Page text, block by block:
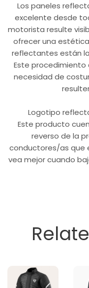
Los paneles
excelente desde
motorista resulte
ofrecer una
reflectantes están
Este procedimiento
necesidad de
Logotipo
Este producto
reverso de la
conductores/as que
vea mejor cuando